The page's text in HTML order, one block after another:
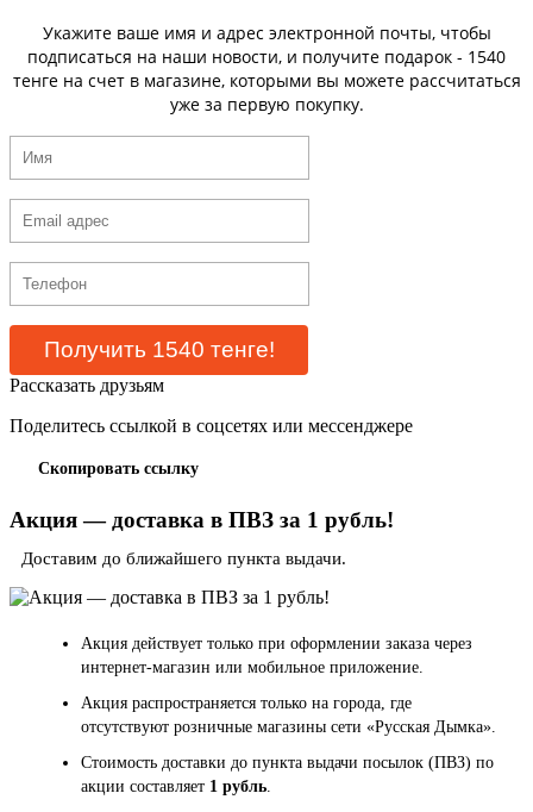
Укажите ваше имя и адрес электронной почты, чтобы
подписаться на наши новости, и получите подарок - 1540
тенге на счет в магазине, которыми вы можете рассчитаться
уже за первую покупку.
Рассказать друзьям
Поделитесь ссылкой в соцсетях или мессенджере
Скопировать ссылку
Акция — доставка в ПВЗ за 1 рубль!
Доставим до ближайшего пункта выдачи.
Акция действует только при оформлении заказа через
интернет-магазин или мобильное приложение.
Акция распространяется только на города, где
отсутствуют розничные магазины сети «Русская Дымка».
Стоимость доставки до пункта выдачи посылок (ПВЗ) по
акции составляет 1 рубль.